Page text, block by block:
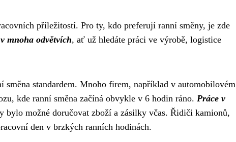
příležitostí. Pro ty, kdo preferují ranní směny, je zde
mnoha odvětvích, ať už hledáte práci ve výrobě, logistice
standardem. Mnoho firem, například v automobilovém
kde ranní směna začíná obvykle v 6 hodin ráno. Práce v
bylo možné doručovat zboží a zásilky včas. Řidiči kamionů,
den v brzkých ranních hodinách.